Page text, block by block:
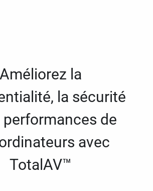
Améliorez la
la sécurité
performances de
avec
TotalAV™